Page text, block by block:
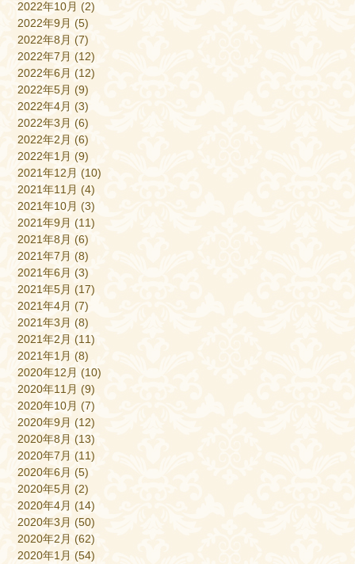
2022年10月 (2)
2022年9月 (5)
2022年8月 (7)
2022年7月 (12)
2022年6月 (12)
2022年5月 (9)
2022年4月 (3)
2022年3月 (6)
2022年2月 (6)
2022年1月 (9)
2021年12月 (10)
2021年11月 (4)
2021年10月 (3)
2021年9月 (11)
2021年8月 (6)
2021年7月 (8)
2021年6月 (3)
2021年5月 (17)
2021年4月 (7)
2021年3月 (8)
2021年2月 (11)
2021年1月 (8)
2020年12月 (10)
2020年11月 (9)
2020年10月 (7)
2020年9月 (12)
2020年8月 (13)
2020年7月 (11)
2020年6月 (5)
2020年5月 (2)
2020年4月 (14)
2020年3月 (50)
2020年2月 (62)
2020年1月 (54)